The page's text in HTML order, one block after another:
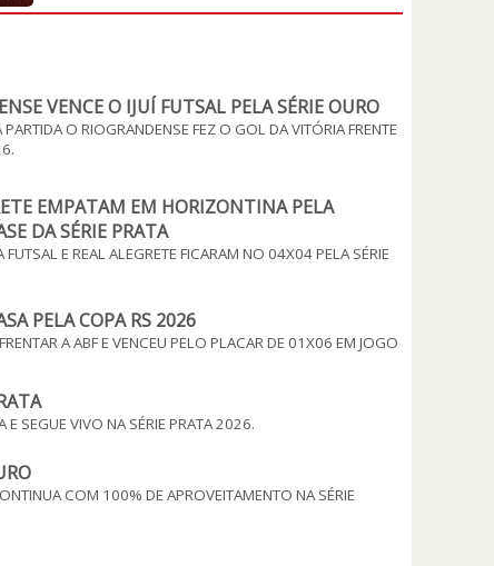
VENCE O IJUÍ FUTSAL PELA SÉRIE OURO
O RIOGRANDENSE FEZ O GOL DA VITÓRIA FRENTE
EMPATAM EM HORIZONTINA PELA
DA SÉRIE PRATA
E REAL ALEGRETE FICARAM NO 04X04 PELA SÉRIE
PELA COPA RS 2026
A ABF E VENCEU PELO PLACAR DE 01X06 EM JOGO
SEGUE VIVO NA SÉRIE PRATA 2026.
COM 100% DE APROVEITAMENTO NA SÉRIE